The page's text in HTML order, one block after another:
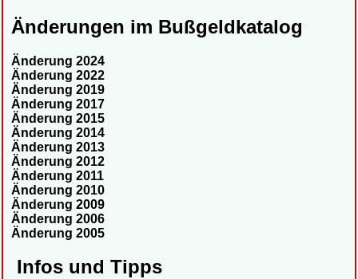
Änderungen im Bußgeldkatalog
Änderung 2024
Änderung 2022
Änderung 2019
Änderung 2017
Änderung 2015
Änderung 2014
Änderung 2013
Änderung 2012
Änderung 2011
Änderung 2010
Änderung 2009
Änderung 2006
Änderung 2005
Infos und Tipps